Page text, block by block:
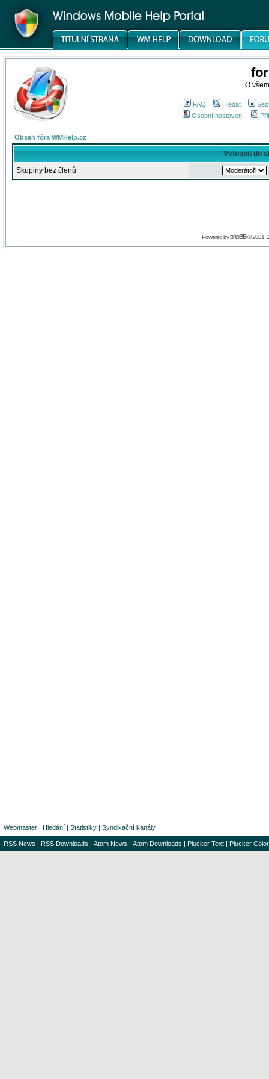
O
FAQ Hledat
Osobní nastavení
Obsah fóra WMHelp.cz
Vstoupit do
Skupiny bez členů
Powered byphpBB© 2001,
Webmaster | Hledání | Statistiky | Syndikační kanály
RSS News | RSS Downloads | Atom News | Atom Downloads | Plucker Text | Plucker Color